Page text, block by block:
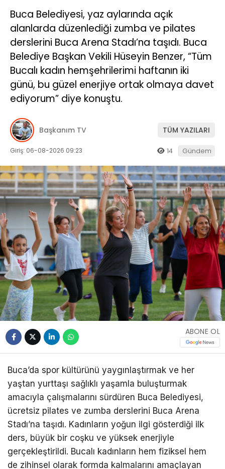
Buca Belediyesi, yaz aylarında açık
alanlarda düzenlediği zumba ve pilates
derslerini Buca Arena Stadı’na taşıdı. Buca
Belediye Başkan Vekili Hüseyin Benzer, “Tüm
Bucalı kadın hemşehrilerimi haftanın iki
günü, bu güzel enerjiye ortak olmaya davet
ediyorum” diye konuştu.
Başkanım TV TÜM YAZILARI
Giriş: 06-08-2026 09:23 14 Gündem
ABONE OL
Buca’da spor kültürünü yaygınlaştırmak ve her
yaştan yurttaşı sağlıklı yaşamla buluşturmak
amacıyla çalışmalarını sürdüren Buca Belediyesi,
ücretsiz pilates ve zumba derslerini Buca Arena
Stadı’na taşıdı. Kadınların yoğun ilgi gösterdiği ilk
ders, büyük bir coşku ve yüksek enerjiyle
gerçekleştirildi. Bucalı kadınların hem fiziksel hem
de zihinsel olarak formda kalmalarını amaçlayan